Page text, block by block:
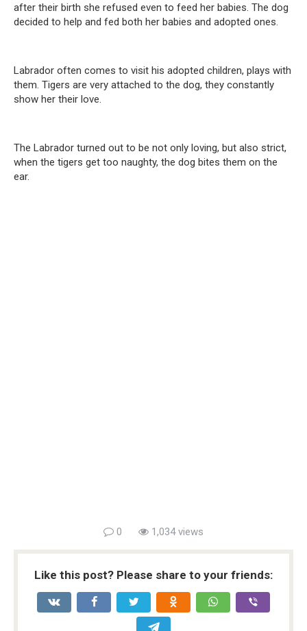
after their birth she refused even to feed her babies. The dog
decided to help and fed both her babies and adopted ones.
Labrador often comes to visit his adopted children, plays with
them. Tigers are very attached to the dog, they constantly
show her their love.
The Labrador turned out to be not only loving, but also strict,
when the tigers get too naughty, the dog bites them on the
ear.
0 1,034 views
Like this post? Please share to your friends: